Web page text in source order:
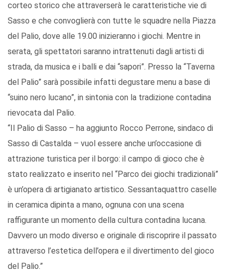
corteo storico che attraverserà le caratteristiche vie di
Sasso e che convoglierà con tutte le squadre nella Piazza
del Palio, dove alle 19.00 inizieranno i giochi. Mentre in
serata, gli spettatori saranno intrattenuti dagli artisti di
strada, da musica e i balli e dai “sapori”. Presso la “Taverna
del Palio” sarà possibile infatti degustare menu a base di
“suino nero lucano”, in sintonia con la tradizione contadina
rievocata dal Palio.
“Il Palio di Sasso – ha aggiunto Rocco Perrone, sindaco di
Sasso di Castalda – vuol essere anche un’occasione di
attrazione turistica per il borgo: il campo di gioco che è
stato realizzato e inserito nel “Parco dei giochi tradizionali”
è un’opera di artigianato artistico. Sessantaquattro caselle
in ceramica dipinta a mano, ognuna con una scena
raffigurante un momento della cultura contadina lucana.
Davvero un modo diverso e originale di riscoprire il passato
attraverso l’estetica dell’opera e il divertimento del gioco
del Palio.”